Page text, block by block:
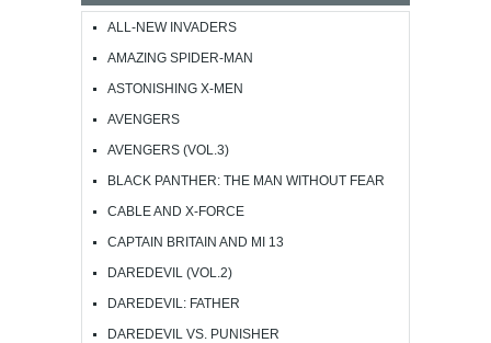
ALL-NEW INVADERS
AMAZING SPIDER-MAN
ASTONISHING X-MEN
AVENGERS
AVENGERS (VOL.3)
BLACK PANTHER: THE MAN WITHOUT FEAR
CABLE AND X-FORCE
CAPTAIN BRITAIN AND MI 13
DAREDEVIL (VOL.2)
DAREDEVIL: FATHER
DAREDEVIL VS. PUNISHER